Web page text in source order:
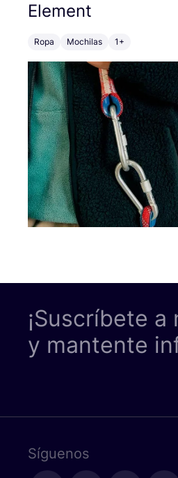
Element
Ropa Mochilas 1+
¡Suscríbete
y mantente
Síguenos